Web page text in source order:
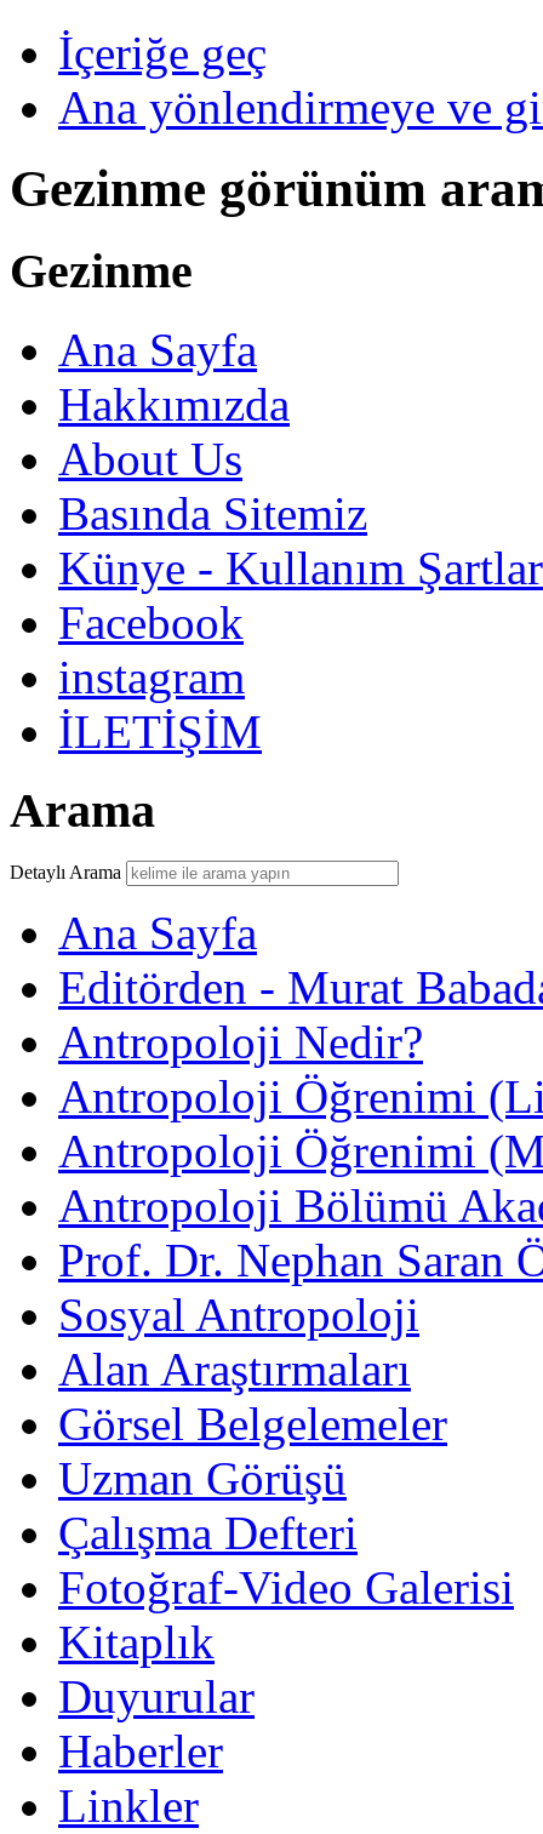
İçeriğe geç
Ana yönlendirmeye ve
Gezinme görünüm
Gezinme
Ana Sayfa
Hakkımızda
About Us
Basında Sitemiz
Künye - Kullanım
Facebook
instagram
İLETİŞİM
Arama
Detaylı Arama
Ana Sayfa
Editörden - Murat
Antropoloji Nedir?
Antropoloji Öğrenimi
Antropoloji Öğrenimi
Antropoloji Bölümü
Prof. Dr. Nephan Saran
Sosyal Antropoloji
Alan Araştırmaları
Görsel Belgelemeler
Uzman Görüşü
Çalışma Defteri
Fotoğraf-Video Galerisi
Kitaplık
Duyurular
Haberler
Linkler